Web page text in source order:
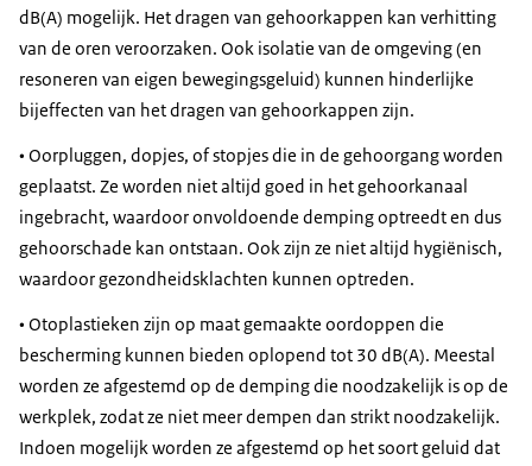
dB(A) mogelijk. Het dragen van gehoorkappen kan verhitting
van de oren veroorzaken. Ook isolatie van de omgeving (en
resoneren van eigen bewegingsgeluid) kunnen hinderlijke
bijeffecten van het dragen van gehoorkappen zijn.
• Oorpluggen, dopjes, of stopjes die in de gehoorgang worden
geplaatst. Ze worden niet altijd goed in het gehoorkanaal
ingebracht, waardoor onvoldoende demping optreedt en dus
gehoorschade kan ontstaan. Ook zijn ze niet altijd hygiënisch,
waardoor gezondheidsklachten kunnen optreden.
• Otoplastieken zijn op maat gemaakte oordoppen die
bescherming kunnen bieden oplopend tot 30 dB(A). Meestal
worden ze afgestemd op de demping die noodzakelijk is op de
werkplek, zodat ze niet meer dempen dan strikt noodzakelijk.
Indoen mogelijk worden ze afgestemd op het soort geluid dat